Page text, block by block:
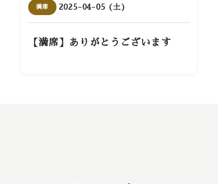
満席 2025-04-05 (土)
【満席】ありがとうございます